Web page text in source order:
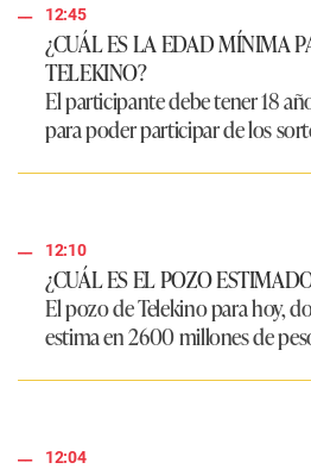
12:45
¿CUÁL ES LA EDAD MÍNIMA
TELEKINO?
El participante debe tener 18
para poder participar de los
12:10
¿CUÁL ES EL POZO
El pozo deTelekinopara hoy,
estima en2600 millones de
12:04